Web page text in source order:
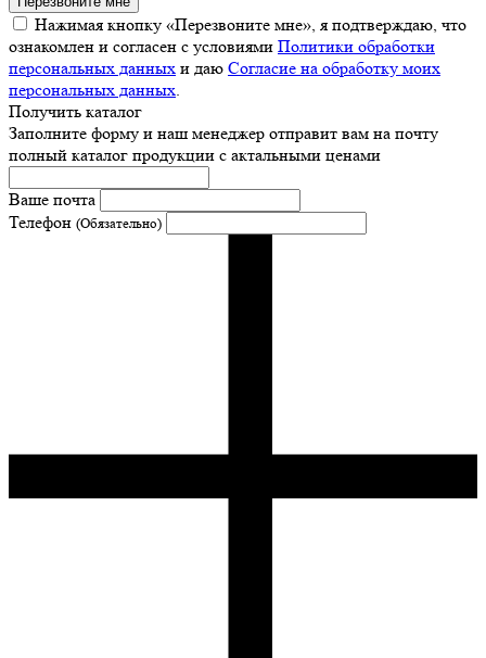
Нажимая кнопку «Перезвоните мне», я подтверждаю, что
ознакомлен и согласен с условиями Политики обработки
персональных данных и даю Согласие на обработку моих
персональных данных
Получить каталог
Заполните форму и наш менеджер отправит вам на почту
полный каталог продукции с актальными ценами
Ваше почта
Телефон (Обязательно)